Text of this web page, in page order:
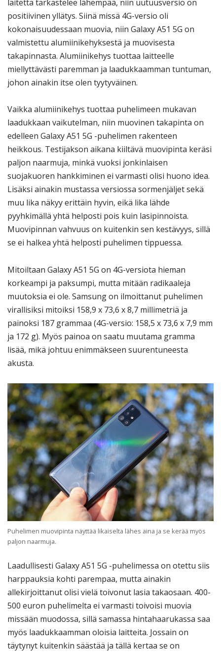
laitetta tarkastelee lähempää, niin uutuusversio on
positiivinen yllätys. Siinä missä 4G-versio oli
kokonaisuudessaan muovia, niin Galaxy A51 5G on
valmistettu alumiinikehyksestä ja muovisesta
takapinnasta. Alumiinikehys tuottaa laitteelle
miellyttävästi paremman ja laadukkaamman tuntuman,
johon ainakin itse olen tyytyväinen.
Vaikka alumiinikehys tuottaa puhelimeen mukavan
laadukkaan vaikutelman, niin muovinen takapinta on
edelleen Galaxy A51 5G -puhelimen rakenteen
heikkous. Testijakson aikana kiiltävä muovipinta keräsi
paljon naarmuja, minkä vuoksi jonkinlaisen
suojakuoren hankkiminen ei varmasti olisi huono idea.
Lisäksi ainakin mustassa versiossa sormenjäljet sekä
muu lika näkyy erittäin hyvin, eikä lika lähde
pyyhkimällä yhtä helposti pois kuin lasipinnoista.
Muovipinnan vahvuus on kuitenkin sen kestävyys, sillä
se ei halkea yhtä helposti puhelimen tippuessa.
Mitoiltaan Galaxy A51 5G on 4G-versiota hieman
korkeampi ja paksumpi, mutta mitään radikaaleja
muutoksia ei ole. Samsung on ilmoittanut puhelimen
virallisiksi mitoiksi 158,9 x 73,6 x 8,7 millimetriä ja
painoksi 187 grammaa (4G-versio: 158,5 x 73,6 x 7,9 mm
ja 172 g). Myös painoa on saatu muutama gramma
lisää, mikä johtuu enimmäkseen suurentuneesta
akusta.
Puhelimen muovipinta näyttää likaiselta lähes aina ja se kerää myös
paljon naarmuja.
Laadullisesti Galaxy A51 5G -puhelimessa on otettu siis
harppauksia kohti parempaa, mutta ainakin
allekirjoittanut olisi vielä toivonut lasia takaosaan. 400-
500 euron puhelimelta ei varmasti toivoisi muovia
missään muodossa, sillä samassa hintahaarukassa saa
myös laadukkaamman oloisia laitteita. Jossain on
täytynyt kuitenkin säästää ja tällä kertaa se on